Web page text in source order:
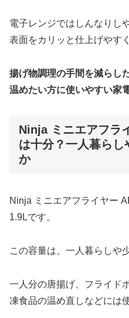
電子レンジではしんなりし
表面をカリッと仕上げやす
揚げ物調理の手間を減らし
温めたい方に使いやすい家
Ninja ミニエアフラ
は十分？一人暮らし
か
Ninja ミニエアフライヤー
1.9Lです。
この容量は、一人暮らしや
一人分の唐揚げ、フライド
凍食品の温め直しなどには